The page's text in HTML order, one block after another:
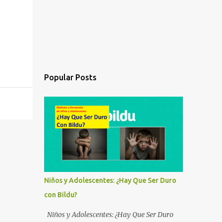
Popular Posts
Niños y Adolescentes: ¿Hay Que Ser Duro
con Bildu?
Niños y Adolescentes: ¿Hay Que Ser Duro